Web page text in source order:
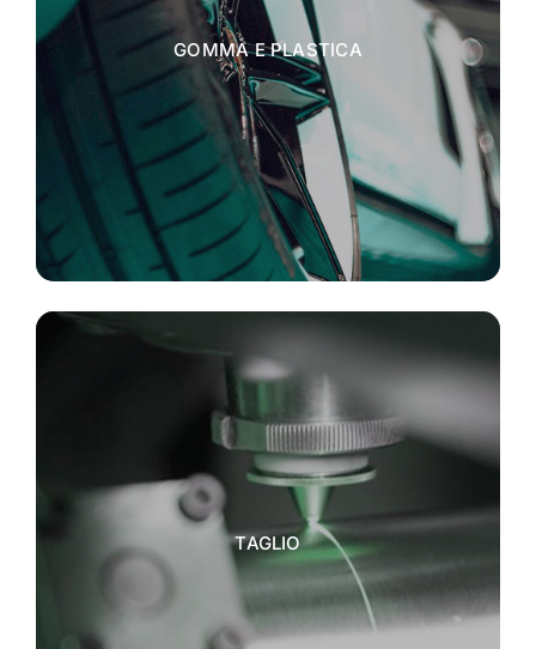
GOMMA E PLASTICA
TAGLIO